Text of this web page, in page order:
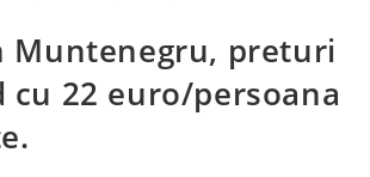
Muntenegru, preturi
cu 22 euro/persoana